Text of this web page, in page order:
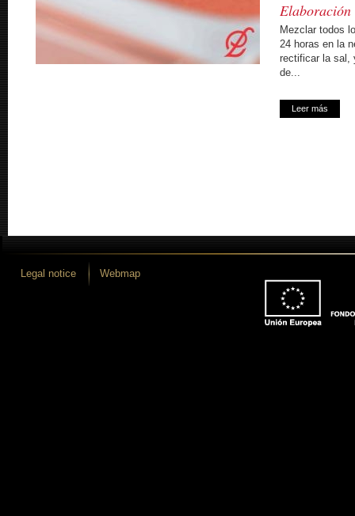
Elaboración
Mezclar todos
24 horas en la
rectificar la sal,
de...
Leer más
Legal notice Webmap
iLUNE